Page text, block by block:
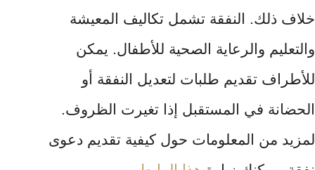
خلاف ذلك. النفقة تشمل تكاليف المعيشة
والتعليم والرعاية الصحية للأطفال. يمكن
للأطراف تقديم طلبات لتعديل النفقة أو
الحضانة في المستقبل إذا تغيرت الظروف.
لمزيد من المعلومات حول كيفية تقديم دعوى